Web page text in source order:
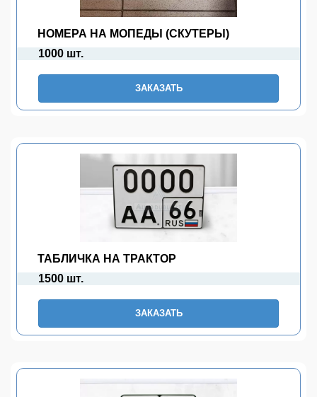
НОМЕРА НА МОПЕДЫ (СКУТЕРЫ)
1000 шт.
ЗАКАЗАТЬ
ТАБЛИЧКА НА ТРАКТОР
1500 шт.
ЗАКАЗАТЬ